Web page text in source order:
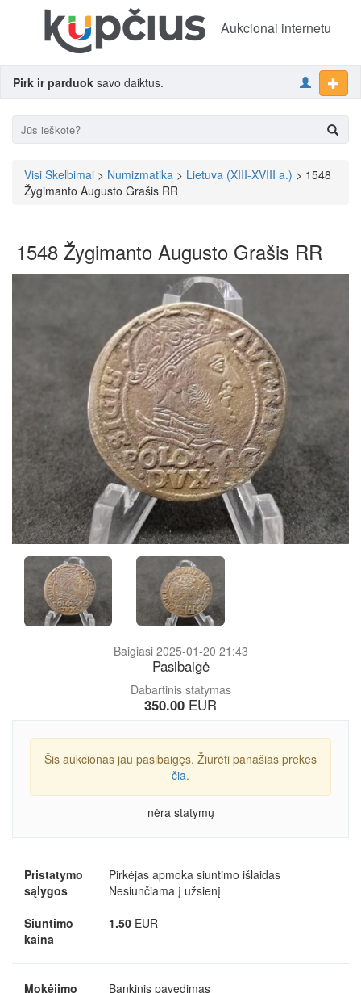
Aukcionai internetu
Pirk ir parduok savo daiktus.
Visi Skelbimai > Numizmatika > Lietuva (XIII-XVIII a.) > 1548
Žygimanto Augusto Grašis RR
1548 Žygimanto Augusto Grašis RR
Dabartinis statymas
350.00 EUR
Baigiasi 2025-01-20 21:43
Pasibaigė
Šis aukcionas jau pasibaigęs. Žiūrėti panašias prekes
čia.
nėra statymų
Pristatymo
sąlygos
Pirkėjas apmoka siuntimo išlaidas
Nesiunčiama į užsienį
Siuntimo
kaina
1.50EUR
Mokėjimo
Bankinis pavedimas